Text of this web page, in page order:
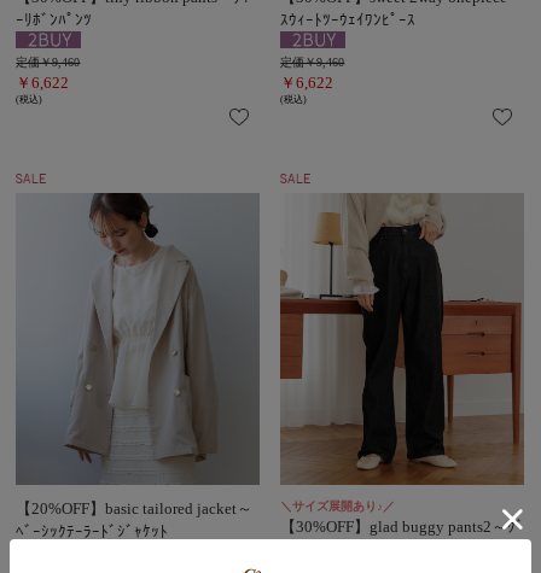
ｰﾘﾎﾞﾝﾊﾟﾝﾂ
定価￥9,460
￥6,622
(税込)
ｽｳｨｰﾄﾂｰｳｪｲﾜﾝﾋﾟｰｽ
定価￥9,460
￥6,622
(税込)
【20%OFF】basic tailored jacket～
ﾍﾞｰｼｯｸﾃｰﾗｰﾄﾞｼﾞｬｹｯﾄ
＼サイズ展開あり♪／
【30%OFF】glad buggy pants2～ｸﾞ